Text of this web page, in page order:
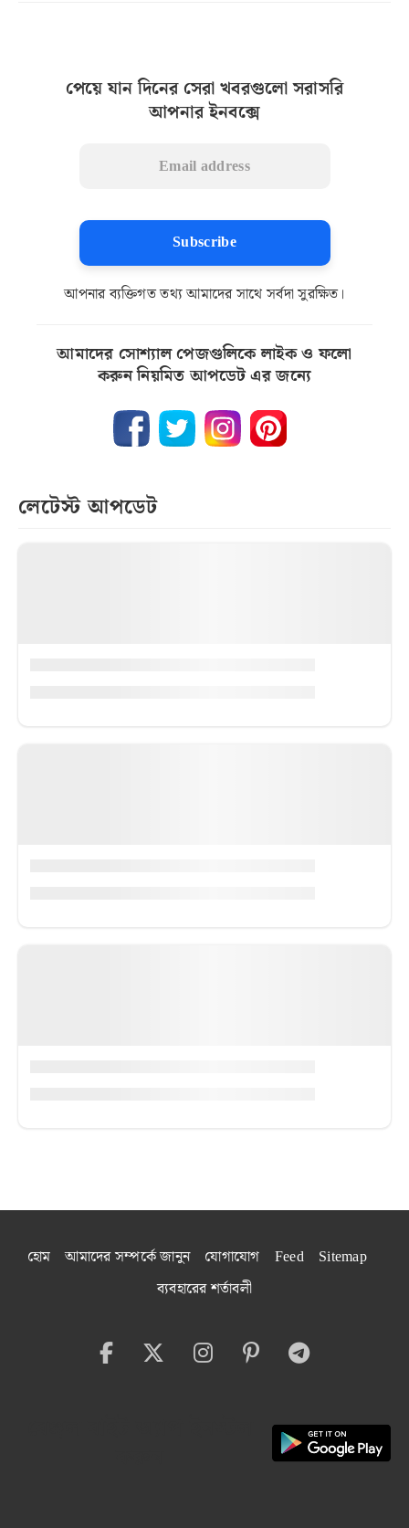
পেয়ে যান দিনের সেরা খবরগুলো সরাসরি
আপনার ইনবক্সে
Subscribe
আপনার ব্যক্তিগত তথ্য আমাদের সাথে সর্বদা সুরক্ষিত।
আমাদের সোশ্যাল পেজগুলিকে লাইক ও ফলো
করুন নিয়মিত আপডেট এর জন্যে
লেটেস্ট আপডেট
হোম আমাদের সম্পর্কে জানুন যোগাযোগ Feed
Sitemap
ব্যবহারের শর্তাবলী